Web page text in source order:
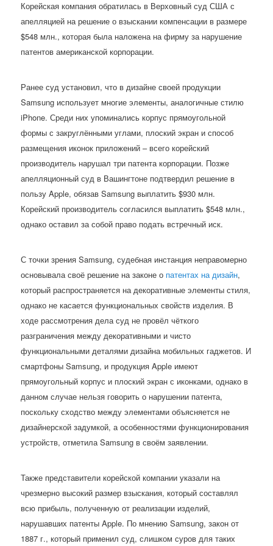
Корейская компания обратилась в Верховный суд США с
апелляцией на решение о взыскании компенсации в размере
$548 млн., которая была наложена на фирму за нарушение
патентов американской корпорации.
Ранее суд установил, что в дизайне своей продукции
Samsung использует многие элементы, аналогичные стилю
iPhone. Среди них упоминались корпус прямоугольной
формы с закруглёнными углами, плоский экран и способ
размещения иконок приложений – всего корейский
производитель нарушал три патента корпорации. Позже
апелляционный суд в Вашингтоне подтвердил решение в
пользу Apple, обязав Samsung выплатить $930 млн.
Корейский производитель согласился выплатить $548 млн.,
однако оставил за собой право подать встречный иск.
С точки зрения Samsung, судебная инстанция неправомерно
основывала своё решение на законе о патентах на дизайн,
который распространяется на декоративные элементы стиля,
однако не касается функциональных свойств изделия. В
ходе рассмотрения дела суд не провёл чёткого
разграничения между декоративными и чисто
функциональными деталями дизайна мобильных гаджетов. И
смартфоны Samsung, и продукция Apple имеют
прямоугольный корпус и плоский экран с иконками, однако в
данном случае нельзя говорить о нарушении патента,
поскольку сходство между элементами объясняется не
дизайнерской задумкой, а особенностями функционирования
устройств, отметила Samsung в своём заявлении.
Также представители корейской компании указали на
чрезмерно высокий размер взыскания, который составлял
всю прибыль, полученную от реализации изделий,
нарушавших патенты Apple. По мнению Samsung, закон от
1887 г., который применил суд, слишком суров для таких